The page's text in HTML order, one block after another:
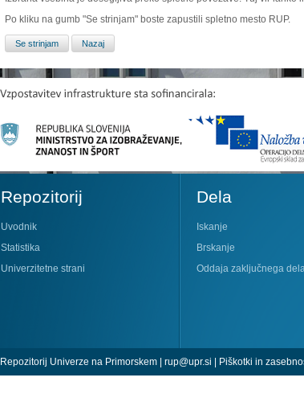
Po kliku na gumb "Se strinjam" boste zapustili spletno mesto RUP.
Repozitorij
Uvodnik
Statistika
Univerzitetne strani
Dela
Iskanje
Brskanje
Oddaja zaključnega
Repozitorij Univerze na Primorskem | rup@upr.si | Piškotki in